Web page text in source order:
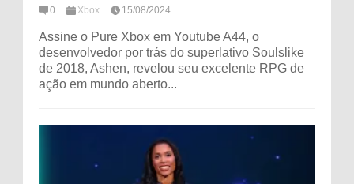
0 Xbox 15/08/2024
Assine o Pure Xbox em Youtube A44, o
desenvolvedor por trás do superlativo Soulslike
de 2018, Ashen, revelou seu excelente RPG de
ação em mundo aberto...